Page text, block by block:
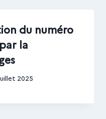
du numéro
la
2025